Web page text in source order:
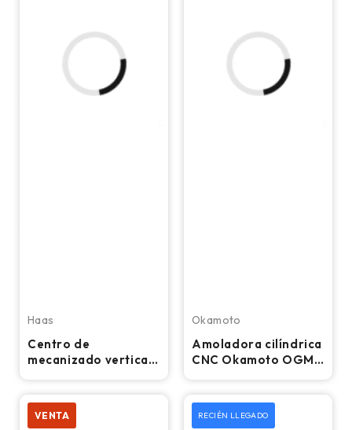
Haas
Centro de
mecanizado vertical
50 mm
Okamoto
Amoladora cilíndrica
CNC Okamoto OGM
VENTA RECIÉN LLEGADO